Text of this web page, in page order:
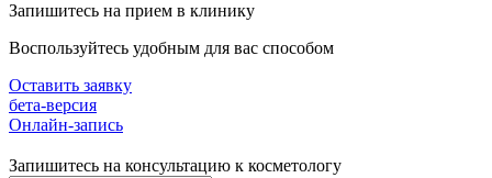
Запишитесь на прием в клинику
Воспользуйтесь удобным для вас способом
Оставить заявку
бета-версия
Онлайн-запись
Запишитесь на консультацию к косметологу